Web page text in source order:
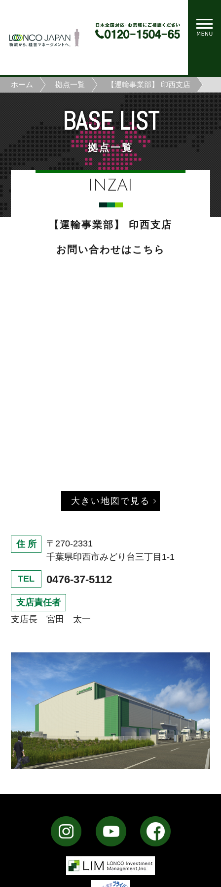
ホーム 拠点一覧 【運輸事業部】 印西支店
BASE LIST
拠点一覧
INZAI
【運輸事業部】 印西支店
お問い合わせはこちら
大きい地図で見る
住 所
〒270-2331
千葉県印西市みどり台三丁目1‐1
TEL 0476-37-5112
支店責任者
支店長 宮田 太一